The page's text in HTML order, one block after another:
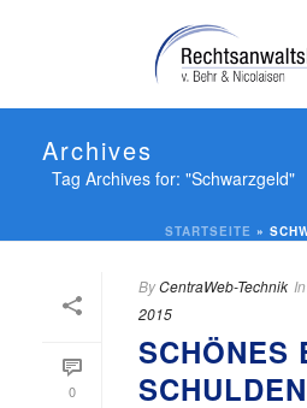
Archives
Tag Archives for: "Schwarzgeld"
STARTSEITE »
0
ByCentraWeb-Technik In
2015
SCHÖNES